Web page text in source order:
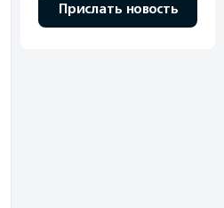
Прислать новость